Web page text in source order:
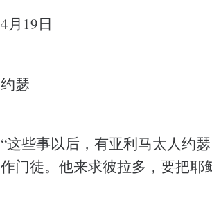
4月19日
约瑟
“这些事以后，有亚利马太人约
作门徒。他来求彼拉多，要把耶